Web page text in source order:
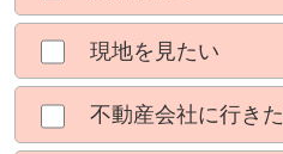
現地を見たい
不動産会社に行き